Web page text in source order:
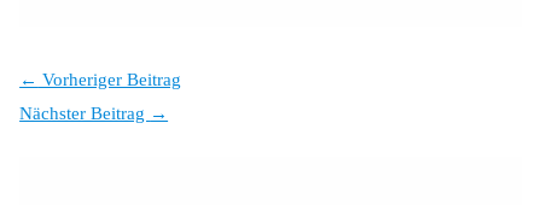
← Vorheriger Beitrag
Nächster Beitrag →